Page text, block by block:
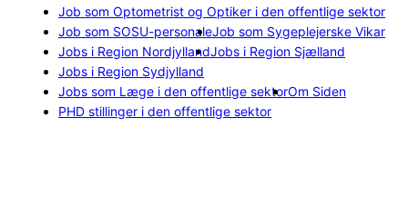
Job som Optometrist og Optiker i den offentlige sektor
Job som SOSU-personaleJob som Sygeplejerske Vikar
Jobs i Region NordjyllandJobs i Region Sjælland
Jobs i Region Sydjylland
Jobs som Læge i den offentlige sektorOm Siden
PHD stillinger i den offentlige sektor